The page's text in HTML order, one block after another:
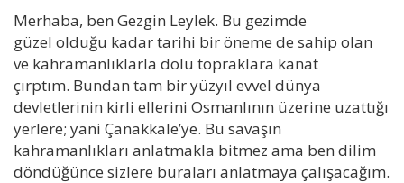
Merhaba, ben Gezgin Leylek. Bu gezimde
güzel olduğu kadar tarihi bir öneme de sahip olan
ve kahramanlıklarla dolu topraklara kanat
çırptım. Bundan tam bir yüzyıl evvel dünya
devletlerinin kirli ellerini Osmanlının üzerine uzattığı
yerlere; yani Çanakkale’ye. Bu savaşın
kahramanlıkları anlatmakla bitmez ama ben dilim
döndüğünce sizlere buraları anlatmaya çalışacağım.